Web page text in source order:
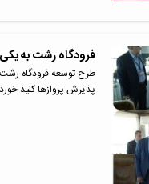
فرودگاه رشت به
طرح توسعه فرودگاه رشت
پذیرش پرواز‌ها کلید